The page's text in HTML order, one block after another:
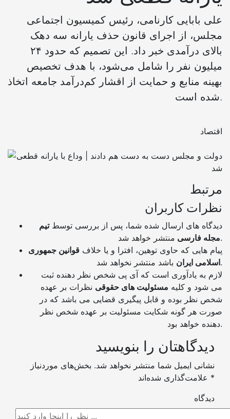
علی بابایی کارنامی، رئیس کمیسیون اجتماعی
مجلس، از اجرای قانون حذف یارانه سه دهک
بالای درآمدی خبر داد. این تصمیم که حدود ۲۴
میلیون نفر را شامل می‌شود، با هدف تخصیص
بهینه منابع و حمایت از اقشار کم‌درآمد جامعه اتخاذ
شده است.
اقتصاد
مرتبط
نظرات کاربران
دیدگاه های ارسال شده شما، پس از بررسی توسطتیم
مجله فارسیمنتشر خواهد شد.
پیام هایی که حاوی توهین، افترا و یا خلاف قوانین جمهوری
اسلامی ایرانباشد منتشر نخواهد شد.
لازم به یادآوری است که آی پی شخص نظر دهنده ثبت
می شود و کلیه مسئولیت های حقوقی نظرات بر عهده
شخص نظر بوده و قابل پیگیری قضایی می باشد که در
صورت هر گونه شکایت مسئولیت بر عهده شخص نظر
دهنده خواهد بود.
دیدگاهتان را بنویسید
نشانی ایمیل شما منتشر نخواهد شد. بخش‌های موردنیاز
*
دیدگاه